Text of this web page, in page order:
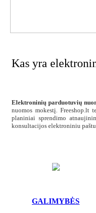
Kas yra
Elektroninių parduotuvių
nuomos mokestį. Freeshop.lt
planiniai sprendimo
konsultacijos elektroniniu
GALIMYBĖS